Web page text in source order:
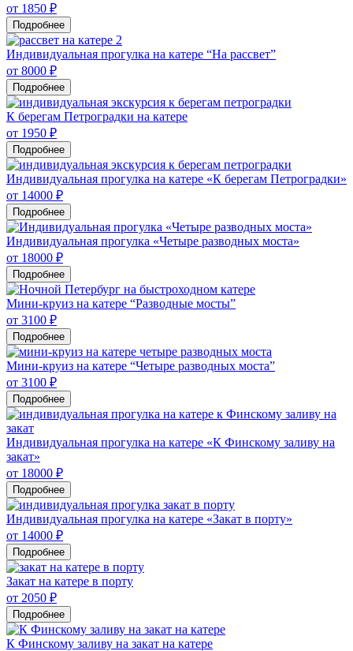
от 1850 ₽
Подробнее
Индивидуальная прогулка на катере “На рассвет”
от 8000 ₽
Подробнее
К берегам Петроградки на катере
от 1950 ₽
Подробнее
Индивидуальная прогулка на катере «К берегам Петроградки»
от 14000 ₽
Подробнее
Индивидуальная прогулка «Четыре разводных моста»
от 18000 ₽
Подробнее
Мини-круиз на катере “Разводные мосты”
от 3100 ₽
Подробнее
Мини-круиз на катере “Четыре разводных моста”
от 3100 ₽
Подробнее
Индивидуальная прогулка на катере «К Финскому заливу на
закат»
от 18000 ₽
Подробнее
Индивидуальная прогулка на катере «Закат в порту»
от 14000 ₽
Подробнее
Закат на катере в порту
от 2050 ₽
Подробнее
К Финскому заливу на закат на катере